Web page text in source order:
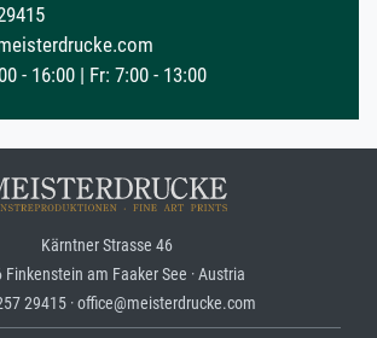
- 16:00 | Fr: 7:00 - 13:00
Kärntner Strasse 46
Finkenstein am Faaker See · Austria
29415 · office@meisterdrucke.com